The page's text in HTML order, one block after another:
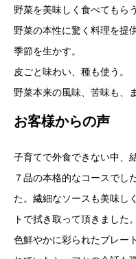
野菜を美味しく食べてもら
野菜の本性に驚く料理を提
季節を生かす。
皮ごと味わい、種も使う。
野菜本来の風味、苦味も、
お客様からの声
子育てで外食できない中、
７品の本格的なコースでし
た。繊細なソースも美味し
トで拭き取って頂きました。
色鮮やかに彩られたプレー